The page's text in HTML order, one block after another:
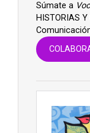
Súmate a
HISTORIAS